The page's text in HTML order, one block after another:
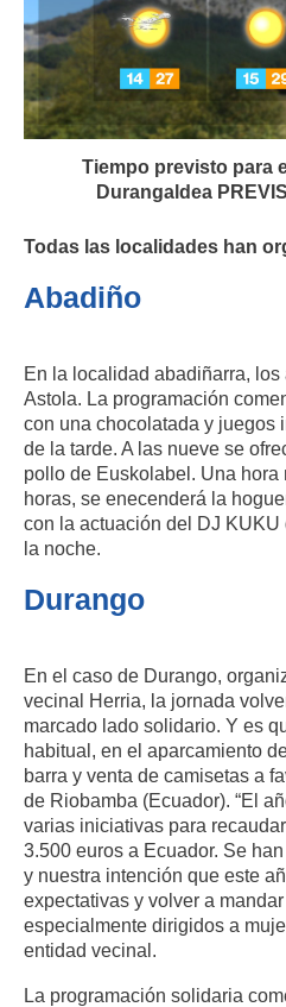
Tiempo previsto para
Durangaldea
Todas las localidades han
Abadiño
En la localidad abadiñarra,
Astola. La programación
con una chocolatada y juegos
de la tarde. A las nueve se
pollo de Euskolabel. Una hora
horas, se enecenderá la
con la actuación del DJ
la noche.
Durango
En el caso de Durango,
vecinal Herria, la jornada
marcado lado solidario. Y es
habitual, en el aparcamiento
barra y venta de camisetas a
de Riobamba (Ecuador). “El
varias iniciativas para
3.500 euros a Ecuador. Se
y nuestra intención que este
expectativas y volver a
especialmente dirigidos a
entidad vecinal.
La programación solidaria